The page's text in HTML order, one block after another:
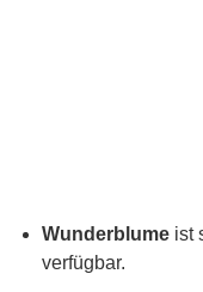
Wunderblume ist
verfügbar.